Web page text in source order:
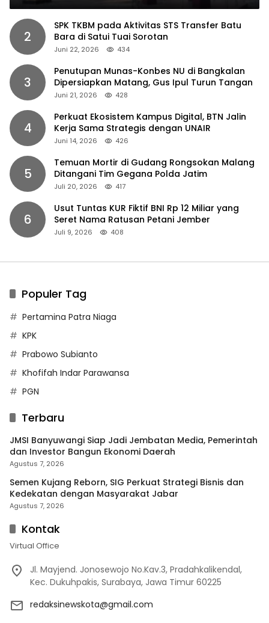
2
SPK TKBM pada Aktivitas STS Transfer Batu
Bara di Satui Tuai Sorotan
Juni 22, 2026 434
3
Penutupan Munas-Konbes NU di Bangkalan
Dipersiapkan Matang, Gus Ipul Turun Tangan
Juni 21, 2026 428
4
Perkuat Ekosistem Kampus Digital, BTN Jalin
Kerja Sama Strategis dengan UNAIR
Juni 14, 2026 426
5
Temuan Mortir di Gudang Rongsokan Malang
Ditangani Tim Gegana Polda Jatim
Juli 20, 2026 417
6
Usut Tuntas KUR Fiktif BNI Rp 12 Miliar yang
Seret Nama Ratusan Petani Jember
Juli 9, 2026 408
Populer Tag
Pertamina Patra Niaga
KPK
Prabowo Subianto
Khofifah Indar Parawansa
PGN
Terbaru
JMSI Banyuwangi Siap Jadi Jembatan Media, Pemerintah
dan Investor Bangun Ekonomi Daerah
Agustus 7, 2026
Semen Kujang Reborn, SIG Perkuat Strategi Bisnis dan
Kedekatan dengan Masyarakat Jabar
Agustus 7, 2026
Kontak
Virtual Office
Jl. Mayjend. Jonosewojo No.Kav.3, Pradahkalikendal,
Kec. Dukuhpakis, Surabaya, Jawa Timur 60225
redaksinewskota@gmail.com